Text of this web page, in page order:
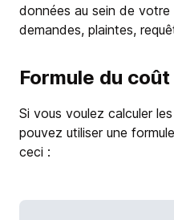
données au sein de votre
demandes, plaintes,
Formule du
Si vous voulez calculer
pouvez utiliser une
ceci :